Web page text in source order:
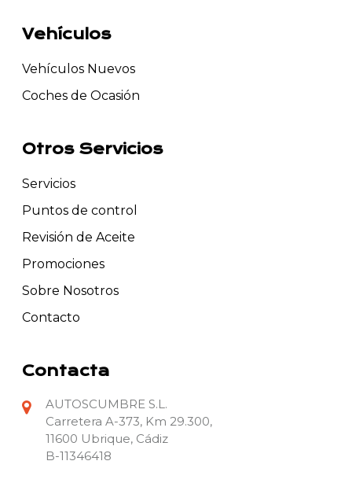
Vehículos
Vehículos Nuevos
Coches de Ocasión
Otros Servicios
Servicios
Puntos de control
Revisión de Aceite
Promociones
Sobre Nosotros
Contacto
Contacta
AUTOSCUMBRE S.L.
Carretera A-373, Km 29.300,
11600 Ubrique, Cádiz
B-11346418